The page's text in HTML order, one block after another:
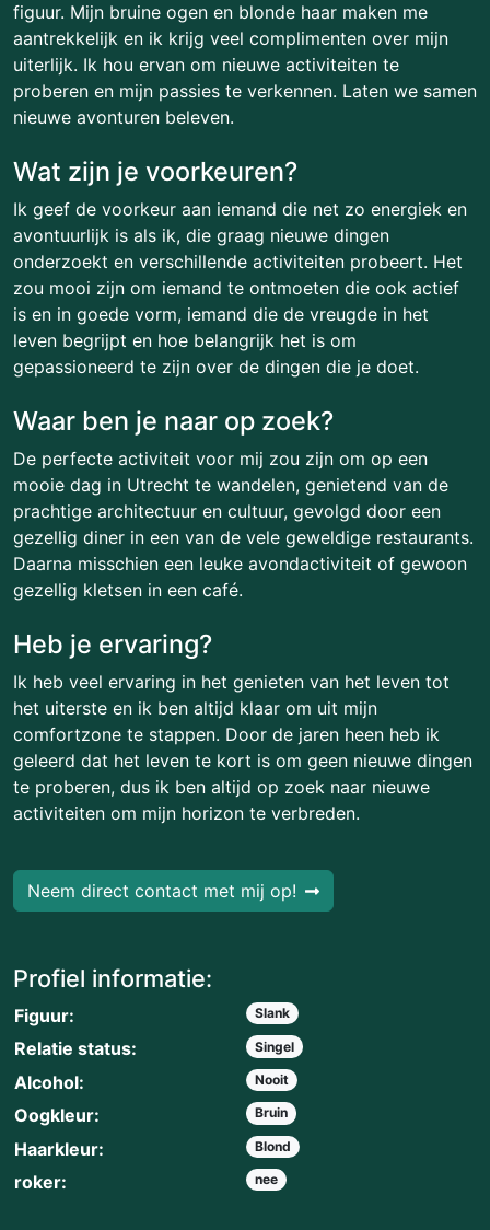
figuur. Mijn bruine ogen en blonde haar maken me
aantrekkelijk en ik krijg veel complimenten over mijn
uiterlijk. Ik hou ervan om nieuwe activiteiten te
proberen en mijn passies te verkennen. Laten we samen
nieuwe avonturen beleven.
Wat zijn je voorkeuren?
Ik geef de voorkeur aan iemand die net zo energiek en
avontuurlijk is als ik, die graag nieuwe dingen
onderzoekt en verschillende activiteiten probeert. Het
zou mooi zijn om iemand te ontmoeten die ook actief
is en in goede vorm, iemand die de vreugde in het
leven begrijpt en hoe belangrijk het is om
gepassioneerd te zijn over de dingen die je doet.
Waar ben je naar op zoek?
De perfecte activiteit voor mij zou zijn om op een
mooie dag in Utrecht te wandelen, genietend van de
prachtige architectuur en cultuur, gevolgd door een
gezellig diner in een van de vele geweldige restaurants.
Daarna misschien een leuke avondactiviteit of gewoon
gezellig kletsen in een café.
Heb je ervaring?
Ik heb veel ervaring in het genieten van het leven tot
het uiterste en ik ben altijd klaar om uit mijn
comfortzone te stappen. Door de jaren heen heb ik
geleerd dat het leven te kort is om geen nieuwe dingen
te proberen, dus ik ben altijd op zoek naar nieuwe
activiteiten om mijn horizon te verbreden.
Neem direct contact met mij op!
Profiel informatie:
Figuur: Slank
Relatie status: Singel
Alcohol: Nooit
Oogkleur: Bruin
Haarkleur: Blond
roker: nee